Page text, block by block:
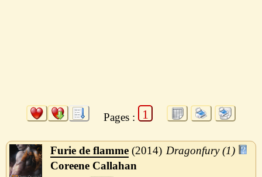
Pages : 1
Furie de flamme 2014
Dragonfury (1)
Coreene Callahan